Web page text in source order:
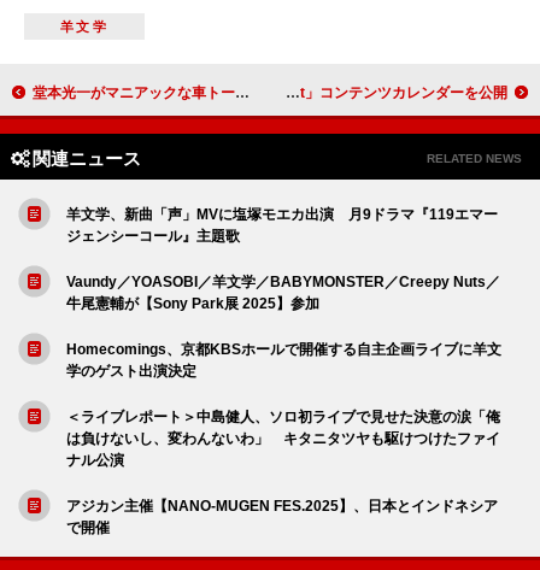
羊文学
堂本光一がマニアックな車トーク、TOKYO FM『土屋圭市のくるまの話』2週連続ゲスト出演 BE:FIRST、新曲「Spacecraft」コンテンツカレンダーを公開
関連ニュース RELATED NEWS
羊文学、新曲「声」MVに塩塚モエカ出演 月9ドラマ『119エマー
ジェンシーコール』主題歌
Vaundy／YOASOBI／羊文学／BABYMONSTER／Creepy Nuts／
牛尾憲輔が【Sony Park展 2025】参加
Homecomings、京都KBSホールで開催する自主企画ライブに羊文
学のゲスト出演決定
＜ライブレポート＞中島健人、ソロ初ライブで見せた決意の涙「俺
は負けないし、変わんないわ」 キタニタツヤも駆けつけたファイ
ナル公演
アジカン主催【NANO-MUGEN FES.2025】、日本とインドネシア
で開催